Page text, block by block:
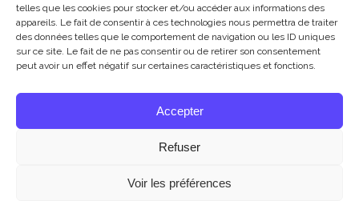
telles que les cookies pour stocker et/ou accéder aux informations des
appareils. Le fait de consentir à ces technologies nous permettra de traiter
des données telles que le comportement de navigation ou les ID uniques
sur ce site. Le fait de ne pas consentir ou de retirer son consentement
peut avoir un effet négatif sur certaines caractéristiques et fonctions.
Accepter
Refuser
Voir les préférences
Politique de cookies
Presse